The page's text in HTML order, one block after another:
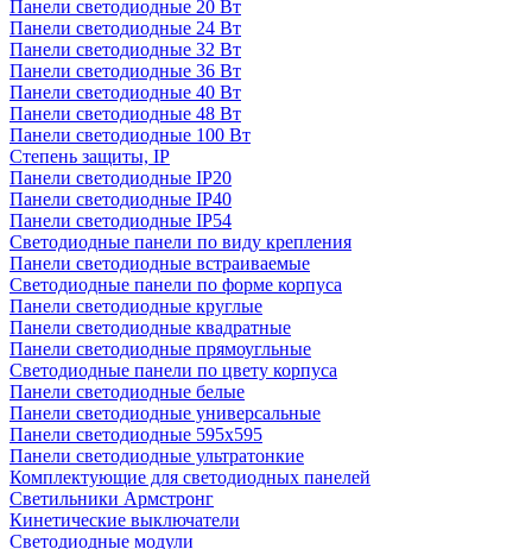
Панели светодиодные 20 Вт
Панели светодиодные 24 Вт
Панели светодиодные 32 Вт
Панели светодиодные 36 Вт
Панели светодиодные 40 Вт
Панели светодиодные 48 Вт
Панели светодиодные 100 Вт
Степень защиты, IP
Панели светодиодные IP20
Панели светодиодные IP40
Панели светодиодные IP54
Светодиодные панели по виду крепления
Панели светодиодные встраиваемые
Светодиодные панели по форме корпуса
Панели светодиодные круглые
Панели светодиодные квадратные
Панели светодиодные прямоугльные
Светодиодные панели по цвету корпуса
Панели светодиодные белые
Панели светодиодные универсальные
Панели светодиодные 595х595
Панели светодиодные ультратонкие
Комплектующие для светодиодных панелей
Светильники Армстронг
Кинетические выключатели
Светодиодные модули